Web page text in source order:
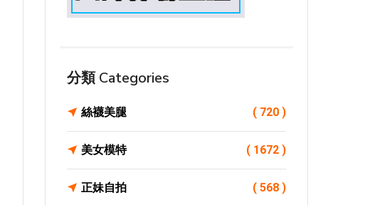
分類 Categories
絲襪美腿 ( 720 )
美女模特 ( 1672 )
正妹自拍 ( 568 )